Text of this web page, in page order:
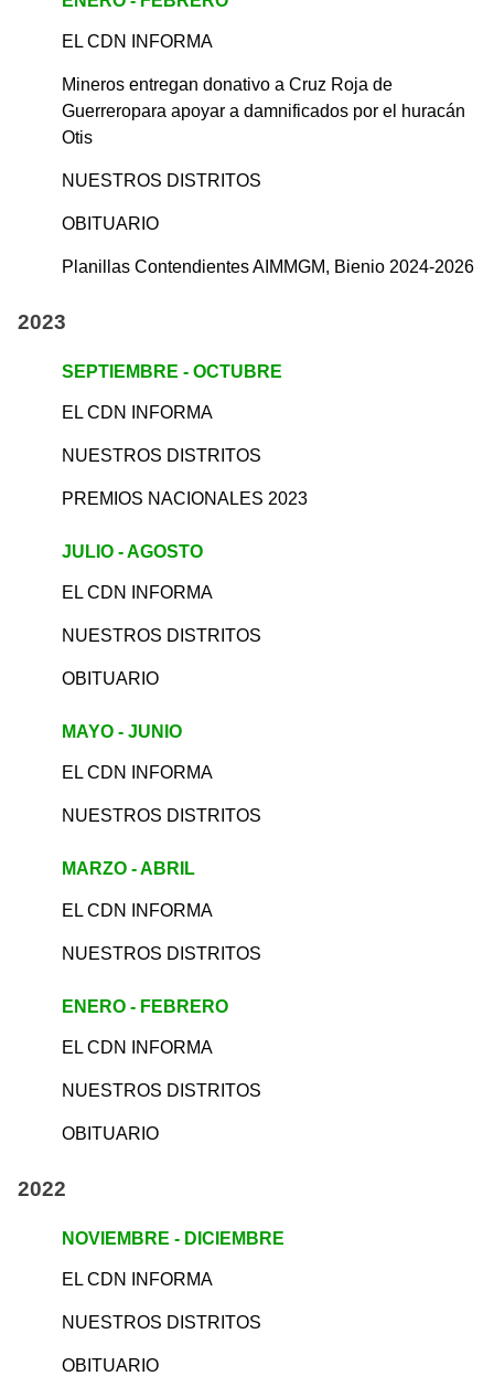
EL CDN INFORMA
Mineros entregan donativo a Cruz Roja de
Guerreropara apoyar a damnificados por el huracán
Otis
NUESTROS DISTRITOS
OBITUARIO
Planillas Contendientes AIMMGM, Bienio 2024-2026
2023
SEPTIEMBRE - OCTUBRE
EL CDN INFORMA
NUESTROS DISTRITOS
PREMIOS NACIONALES 2023
JULIO - AGOSTO
EL CDN INFORMA
NUESTROS DISTRITOS
OBITUARIO
MAYO - JUNIO
EL CDN INFORMA
NUESTROS DISTRITOS
MARZO - ABRIL
EL CDN INFORMA
NUESTROS DISTRITOS
ENERO - FEBRERO
EL CDN INFORMA
NUESTROS DISTRITOS
OBITUARIO
2022
NOVIEMBRE - DICIEMBRE
EL CDN INFORMA
NUESTROS DISTRITOS
OBITUARIO